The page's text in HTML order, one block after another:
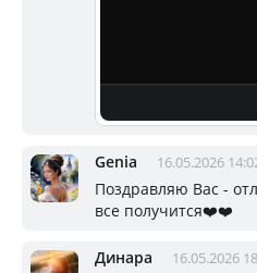
Genia 16.05.2026
Поздравляю Вас -
все получится❤️❤️
Динара 16.05.2026